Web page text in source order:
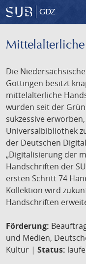
GDZ
Die
Göttingen besitzt
mittelalterliche
wurden seit der
sukzessive
Universalbibliothek
der Deutschen
„Digitalisierung der
Handschriften der
ersten Schritt 74
Kollektion wird
Handschriften
Förderung:
und Medien,
Kultur | Status: